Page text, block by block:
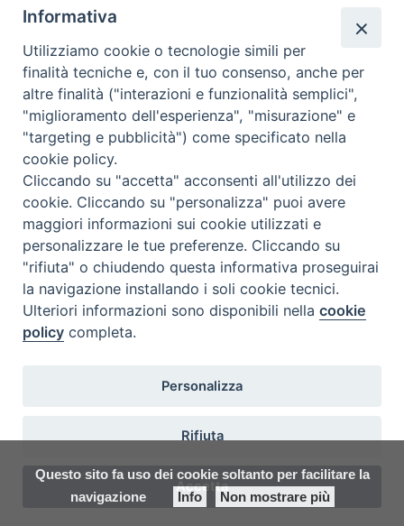
Questo sito fa uso dei cookie soltanto per facilitare la
navigazione
Info Non mostrare più
2025 – 03 marzo
Paolo”
Via Cifali 5-7
95123 Catania - Italia
E-mail:redazione@sdbsicilia.org
E-mail:
facebook
twitteryoutubeinstagram
flickr
Informativa
Utilizziamo cookie o tecnologie simili per
finalità tecniche e, con il tuo consenso, anche per
altre finalità ("interazioni e funzionalità semplici",
"miglioramento dell'esperienza", "misurazione" e
"targeting e pubblicità") come specificato nella
cookie policy.
Cliccando su "accetta" acconsenti all'utilizzo dei
cookie. Cliccando su "personalizza" puoi avere
maggiori informazioni sui cookie utilizzati e
personalizzare le tue preferenze. Cliccando su
"rifiuta" o chiudendo questa informativa proseguirai
la navigazione installando i soli cookie tecnici.
Ulteriori informazioni sono disponibili nellacookie
policy completa.
Personalizza
Rifiuta
Accetta